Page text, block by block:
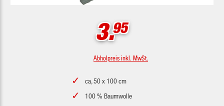
3.95
Abholpreis inkl. MwSt.
ca, 50 x 100 cm
100 % Baumwolle